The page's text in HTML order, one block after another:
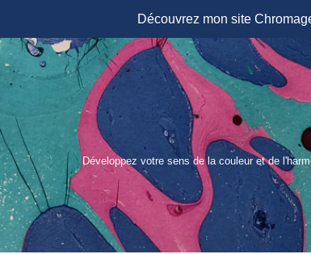
Découvrez mon site
Aller
contenu
Développez votre sens de la couleur et de